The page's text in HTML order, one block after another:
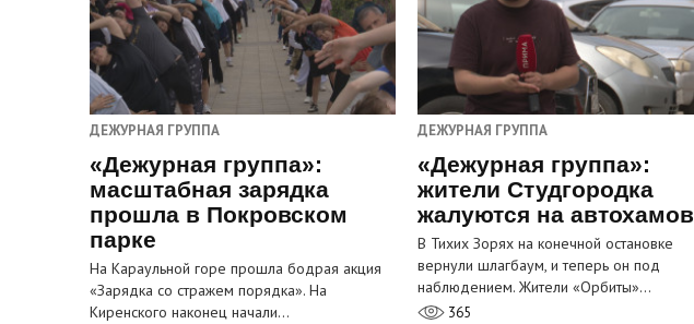
ДЕЖУРНАЯ ГРУППА
«Дежурная группа»:
масштабная зарядка
прошла в Покровском
парке
На Караульной горе прошла бодрая акция
«Зарядка со стражем порядка». На
Киренского наконец начали…
ДЕЖУРНАЯ ГРУППА
«Дежурная группа»:
жители Студгородка
жалуются на автохамов
В Тихих Зорях на конечной остановке
вернули шлагбаум, и теперь он под
наблюдением. Жители «Орбиты»…
365